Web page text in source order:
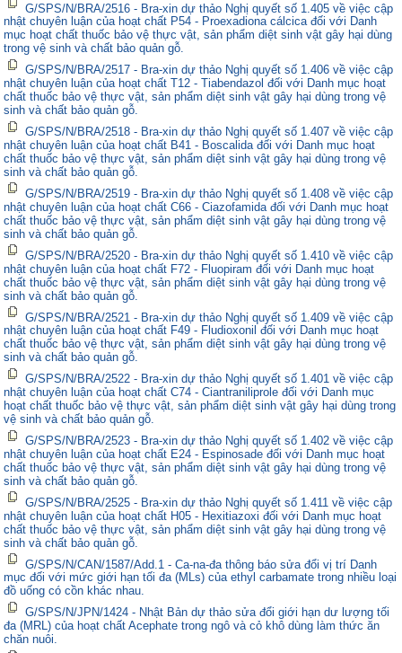
G/SPS/N/BRA/2516 - Bra-xin dự thảo Nghị quyết số 1.405 về việc cập
nhật chuyên luận của hoạt chất P54 - Proexadiona cálcica đối với Danh
mục hoạt chất thuốc bảo vệ thực vật, sản phẩm diệt sinh vật gây hại dùng
trong vệ sinh và chất bảo quản gỗ.
G/SPS/N/BRA/2517 - Bra-xin dự thảo Nghị quyết số 1.406 về việc cập
nhật chuyên luận của hoạt chất T12 - Tiabendazol đối với Danh mục hoạt
chất thuốc bảo vệ thực vật, sản phẩm diệt sinh vật gây hại dùng trong vệ
sinh và chất bảo quản gỗ.
G/SPS/N/BRA/2518 - Bra-xin dự thảo Nghị quyết số 1.407 về việc cập
nhật chuyên luận của hoạt chất B41 - Boscalida đối với Danh mục hoạt
chất thuốc bảo vệ thực vật, sản phẩm diệt sinh vật gây hại dùng trong vệ
sinh và chất bảo quản gỗ.
G/SPS/N/BRA/2519 - Bra-xin dự thảo Nghị quyết số 1.408 về việc cập
nhật chuyên luận của hoạt chất C66 - Ciazofamida đối với Danh mục hoạt
chất thuốc bảo vệ thực vật, sản phẩm diệt sinh vật gây hại dùng trong vệ
sinh và chất bảo quản gỗ.
G/SPS/N/BRA/2520 - Bra-xin dự thảo Nghị quyết số 1.410 về việc cập
nhật chuyên luận của hoạt chất F72 - Fluopiram đối với Danh mục hoạt
chất thuốc bảo vệ thực vật, sản phẩm diệt sinh vật gây hại dùng trong vệ
sinh và chất bảo quản gỗ.
G/SPS/N/BRA/2521 - Bra-xin dự thảo Nghị quyết số 1.409 về việc cập
nhật chuyên luận của hoạt chất F49 - Fludioxonil đối với Danh mục hoạt
chất thuốc bảo vệ thực vật, sản phẩm diệt sinh vật gây hại dùng trong vệ
sinh và chất bảo quản gỗ.
G/SPS/N/BRA/2522 - Bra-xin dự thảo Nghị quyết số 1.401 về việc cập
nhật chuyên luận của hoạt chất C74 - Ciantraniliprole đối với Danh mục
hoạt chất thuốc bảo vệ thực vật, sản phẩm diệt sinh vật gây hại dùng trong
vệ sinh và chất bảo quản gỗ.
G/SPS/N/BRA/2523 - Bra-xin dự thảo Nghị quyết số 1.402 về việc cập
nhật chuyên luận của hoạt chất E24 - Espinosade đối với Danh mục hoạt
chất thuốc bảo vệ thực vật, sản phẩm diệt sinh vật gây hại dùng trong vệ
sinh và chất bảo quản gỗ.
G/SPS/N/BRA/2525 - Bra-xin dự thảo Nghị quyết số 1.411 về việc cập
nhật chuyên luận của hoạt chất H05 - Hexitiazoxi đối với Danh mục hoạt
chất thuốc bảo vệ thực vật, sản phẩm diệt sinh vật gây hại dùng trong vệ
sinh và chất bảo quản gỗ.
G/SPS/N/CAN/1587/Add.1 - Ca-na-đa thông báo sửa đổi vị trí Danh
mục đối với mức giới hạn tối đa (MLs) của ethyl carbamate trong nhiều loại
đồ uống có cồn khác nhau.
G/SPS/N/JPN/1424 - Nhật Bản dự thảo sửa đổi giới hạn dư lượng tối
đa (MRL) của hoạt chất Acephate trong ngô và cỏ khô dùng làm thức ăn
chăn nuôi.